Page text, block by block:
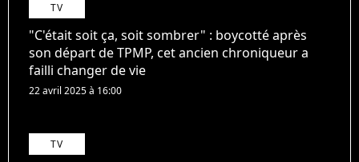
TV
"C'était soit ça, soit sombrer" : boycotté après
son départ de TPMP, cet ancien chroniqueur a
failli changer de vie
22 avril 2025 à 16:00
TV